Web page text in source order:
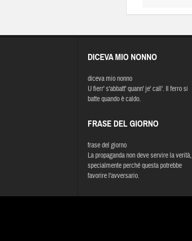
DICEVA MIO NONNO
diceva mio nonno
U fierr' s'abbatt' quann' je' call'. Il ferro si
batte quando è caldo.
FRASE DEL GIORNO
frase del giorno
La propaganda non deve servire la verità,
specialmente perché questa potrebbe
favorire l'avversario.